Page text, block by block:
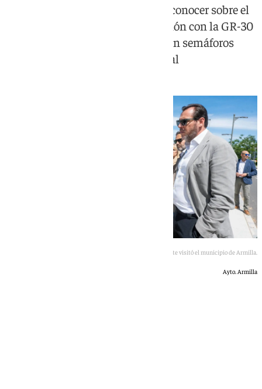
Óscar Puente visita Armilla para conocer sobre el
terreno los problemas de la conexión con la GR-30
y anuncia medidas inmediatas con semáforos
inteligentes e inteligencia artificial
El ministro Óscar Puente visitó el municipio de Armilla.
Ayto. Armilla